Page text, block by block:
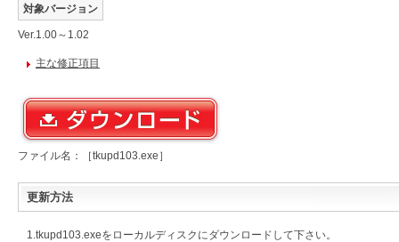
対象バージョン
Ver.1.00～1.02
主な修正項目
ファイル名：［tkupd103.exe］
更新方法
1.tkupd103.exeをローカルディスクにダウンロードして下さい。